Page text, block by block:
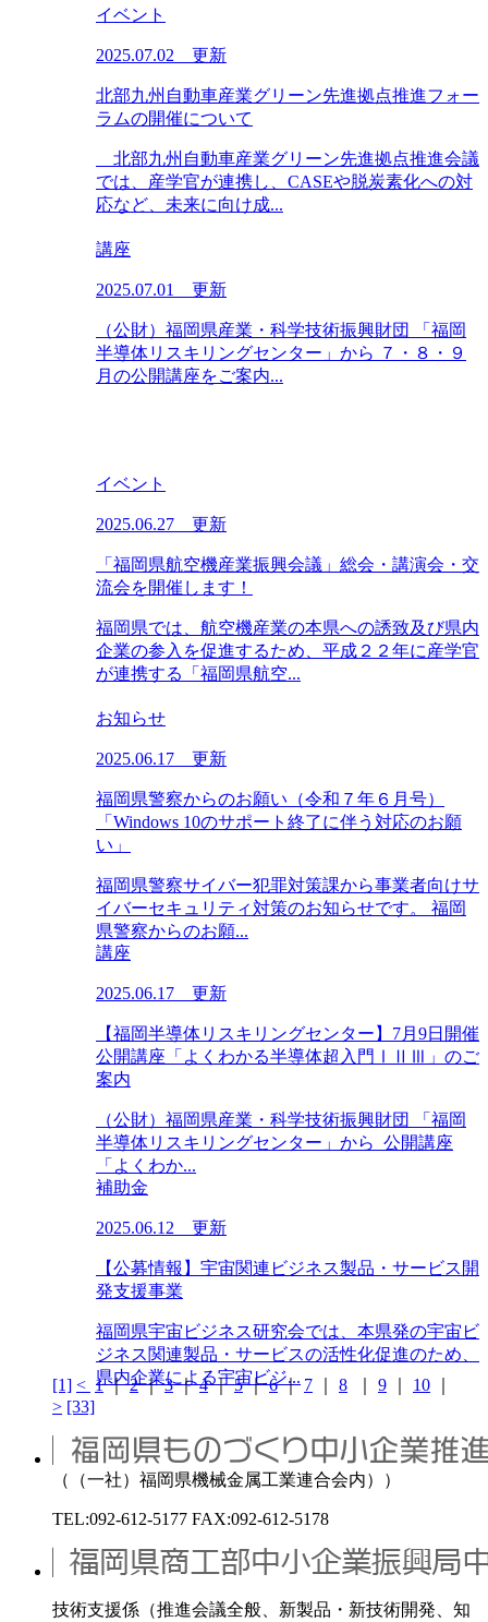
イベント
2025.07.02 更新
北部九州自動車産業グリーン先進拠点推進フォー
ラムの開催について
北部九州自動車産業グリーン先進拠点推進会議
では、産学官が連携し、CASEや脱炭素化への対
応など、未来に向け成...
講座
2025.07.01 更新
（公財）福岡県産業・科学技術振興財団 「福岡
半導体リスキリングセンター」から ７・８・９
月の公開講座をご案内...
イベント
2025.06.27 更新
「福岡県航空機産業振興会議」総会・講演会・交
流会を開催します！
福岡県では、航空機産業の本県への誘致及び県内
企業の参入を促進するため、平成２２年に産学官
が連携する「福岡県航空...
お知らせ
2025.06.17 更新
福岡県警察からのお願い（令和７年６月号）
「Windows 10のサポート終了に伴う対応のお願
い」
福岡県警察サイバー犯罪対策課から事業者向けサ
イバーセキュリティ対策のお知らせです。 福岡
県警察からのお願...
講座
2025.06.17 更新
【福岡半導体リスキリングセンター】7月9日開催
公開講座「よくわかる半導体超入門ⅠⅡⅢ」のご
案内
（公財）福岡県産業・科学技術振興財団 「福岡
半導体リスキリングセンター」から 公開講座
「よくわか...
補助金
2025.06.12 更新
【公募情報】宇宙関連ビジネス製品・サービス開
発支援事業
福岡県宇宙ビジネス研究会では、本県発の宇宙ビ
ジネス関連製品・サービスの活性化促進のため、
県内企業による宇宙ビジ...
[1] < 1｜2｜3｜4｜5｜6｜ 7 8 9 10
> [33]
（（一社）福岡県機械金属工業連合会内））
TEL:092-612-5177 FAX:092-612-5178
技術支援係（推進会議全般、新製品・新技術開発、知